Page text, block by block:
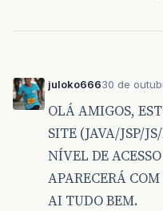
juloko66630 de
OLÁ AMIGOS,
SITE (JAVA/JSP/
NÍVEL DE
APARECERÁ
AI TUDO BEM.